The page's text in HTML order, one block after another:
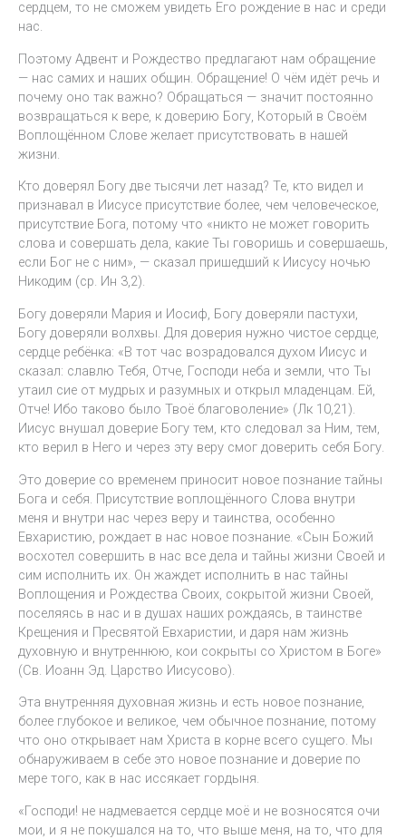
сердцем, то не сможем увидеть Его рождение в нас и среди
нас.
Поэтому Адвент и Рождество предлагают нам обращение
— нас самих и наших общин. Обращение! О чём идёт речь и
почему оно так важно? Обращаться — значит постоянно
возвращаться к вере, к доверию Богу, Который в Своём
Воплощённом Слове желает присутствовать в нашей
жизни.
Кто доверял Богу две тысячи лет назад? Те, кто видел и
признавал в Иисусе присутствие более, чем человеческое,
присутствие Бога, потому что «никто не может говорить
слова и совершать дела, какие Ты говоришь и совершаешь,
если Бог не с ним», — сказал пришедший к Иисусу ночью
Никодим (ср. Ин 3,2).
Богу доверяли Мария и Иосиф, Богу доверяли пастухи,
Богу доверяли волхвы. Для доверия нужно чистое сердце,
сердце ребёнка: «В тот час возрадовался духом Иисус и
сказал: славлю Тебя, Отче, Господи неба и земли, что Ты
утаил сие от мудрых и разумных и открыл младенцам. Ей,
Отче! Ибо таково было Твоё благоволение» (Лк 10,21).
Иисус внушал доверие Богу тем, кто следовал за Ним, тем,
кто верил в Него и через эту веру смог доверить себя Богу.
Это доверие со временем приносит новое познание тайны
Бога и себя. Присутствие воплощённого Слова внутри
меня и внутри нас через веру и таинства, особенно
Евхаристию, рождает в нас новое познание. «Сын Божий
восхотел совершить в нас все дела и тайны жизни Своей и
сим исполнить их. Он жаждет исполнить в нас тайны
Воплощения и Рождества Своих, сокрытой жизни Своей,
поселяясь в нас и в душах наших рождаясь, в таинстве
Крещения и Пресвятой Евхаристии, и даря нам жизнь
духовную и внутреннюю, кои сокрыты со Христом в Боге»
(Св. Иоанн Эд. Царство Иисусово).
Эта внутренняя духовная жизнь и есть новое познание,
более глубокое и великое, чем обычное познание, потому
что оно открывает нам Христа в корне всего сущего. Мы
обнаруживаем в себе это новое познание и доверие по
мере того, как в нас иссякает гордыня.
«Господи! не надмевается сердце моё и не возносятся очи
мои, и я не покушался на то, что выше меня, на то, что для